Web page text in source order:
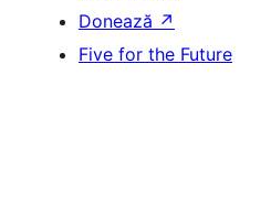
Donează ↗
Five for the Future